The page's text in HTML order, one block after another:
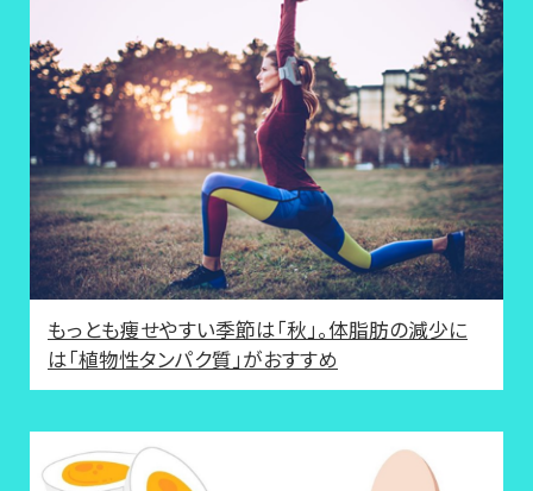
もっとも痩せやすい季節は「秋」。体脂肪の減少に
は「植物性タンパク質」がおすすめ